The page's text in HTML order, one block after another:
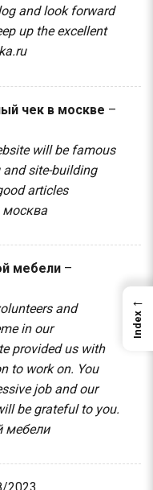
and look forward
up the excellent
чек в москве –
will be famous
site-building
articles
москва
мебели –
and
in our
provided us with
to work on. You
job and our
be grateful to you.
мебели
←
Index